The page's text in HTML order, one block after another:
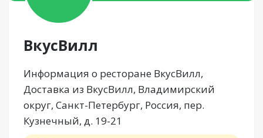
ВкусВилл
Информация о ресторане ВкусВилл,
Доставка из ВкусВилл, Владимирский
округ, Санкт-Петербург, Россия, пер.
Кузнечный, д. 19-21